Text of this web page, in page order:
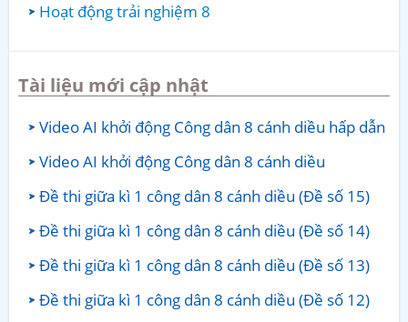
Hoạt động trải nghiệm 8
Tài liệu mới cập nhật
Video AI khởi động Công dân 8 cánh diều hấp dẫn
Video AI khởi động Công dân 8 cánh diều
Đề thi giữa kì 1 công dân 8 cánh diều (Đề số 15)
Đề thi giữa kì 1 công dân 8 cánh diều (Đề số 14)
Đề thi giữa kì 1 công dân 8 cánh diều (Đề số 13)
Đề thi giữa kì 1 công dân 8 cánh diều (Đề số 12)